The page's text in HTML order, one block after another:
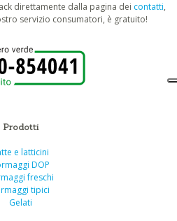
direttamente dalla pagina dei contatti,
servizio consumatori, è gratuito!
Prodotti
e latticini
DOP
freschi
tipici
Gelati